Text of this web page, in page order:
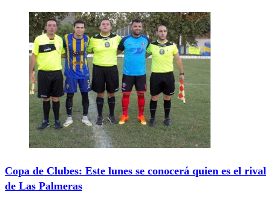
Copa de Clubes: Este lunes se conocerá quien es el rival
de Las Palmeras